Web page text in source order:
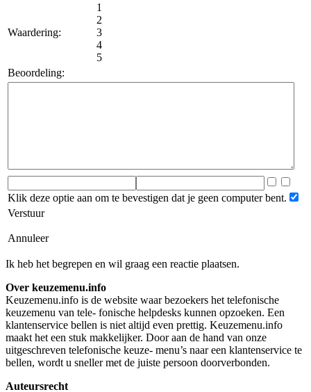
Waardering:
1
2
3
4
5
Beoordeling:
Klik deze optie aan om te bevestigen dat je geen computer bent.
Verstuur
Annuleer
Ik heb het begrepen en wil graag een reactie plaatsen.
Over keuzemenu.info
Keuzemenu.info is de website waar bezoekers het telefonische
keuzemenu van tele- fonische helpdesks kunnen opzoeken. Een
klantenservice bellen is niet altijd even prettig. Keuzemenu.info
maakt het een stuk makkelijker. Door aan de hand van onze
uitgeschreven telefonische keuze- menu’s naar een klantenservice te
bellen, wordt u sneller met de juiste persoon doorverbonden.
Auteursrecht